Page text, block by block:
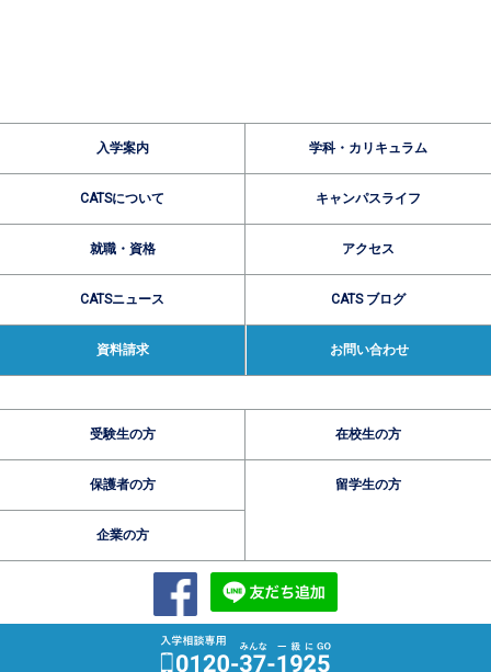
入学案内 学科・カリキュラム
CATSについて キャンパスライフ
就職・資格 アクセス
CATSニュース CATS ブログ
資料請求 お問い合わせ
受験生の方 在校生の方
保護者の方 留学生の方
企業の方